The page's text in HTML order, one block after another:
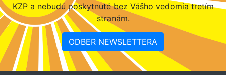
KZP a nebudú poskytnuté bez Vášho vedomia tretím
stranám.
ODBER NEWSLETTERA